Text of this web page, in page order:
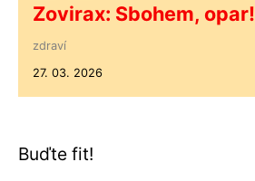
Zovirax: Sbohem, opar!
zdraví
27. 03. 2026
Buďte fit!